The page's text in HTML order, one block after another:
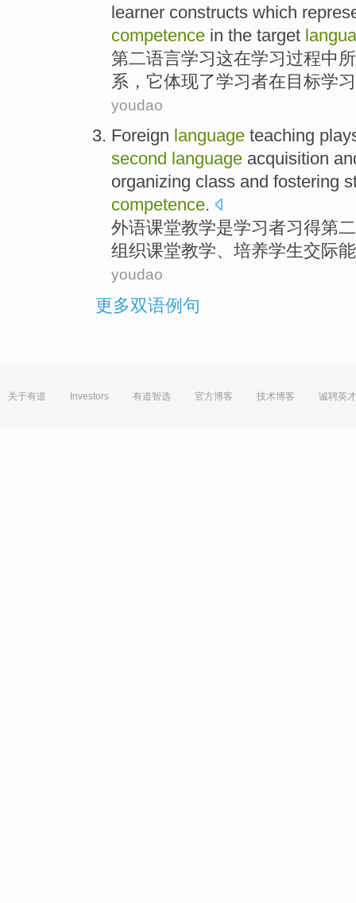
learner constructs which
competence in the target
第二语言学习这在学习过程中
系 ， 它体现了学习者在目标学
youdao
Foreign language teaching
second language acquisition
organizing class and fostering
competence.
外语课堂教学是学习者习得第二
组织课堂教学、 培养学生交际
youdao
更多双语例句
关于有道 Investors 有道智选 官方博客 技术博客 诚聘英才